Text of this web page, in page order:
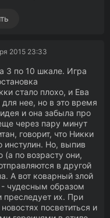
2015 23:33
3 по 10 шкале. Игра
стало плохо, и Ева
нее, но в это время
и она забыла про
через пару минут
говорит, что Никки
инстулин. Но, выпив
по возрасту они,
в другой
А вот коварный злой
- чудесным образом
преследует их. При
посветиться и